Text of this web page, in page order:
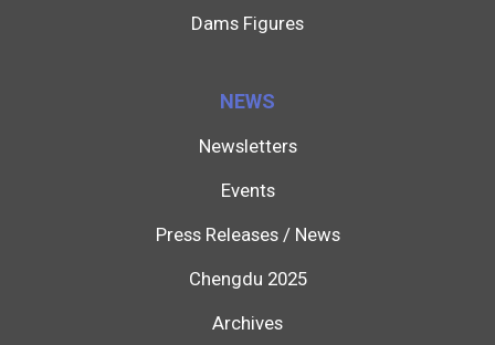
Dams Figures
NEWS
Newsletters
Events
Press Releases / News
Chengdu 2025
Archives